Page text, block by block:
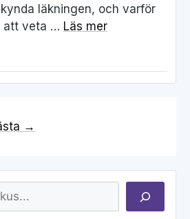
läkningen, och varför
att veta … Läs mer
→